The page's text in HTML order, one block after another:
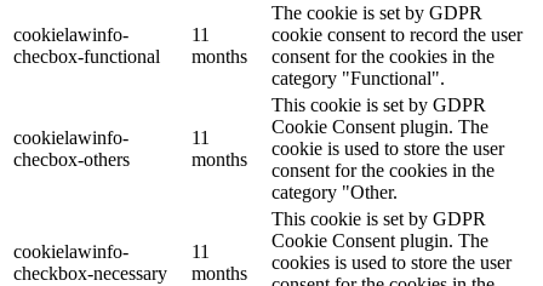
cookielawinfo-
checbox-functional
11
months
The cookie is set by GDPR
cookie consent to record the user
consent for the cookies in the
category "Functional".
cookielawinfo-
checbox-others
11
months
This cookie is set by GDPR
Cookie Consent plugin. The
cookie is used to store the user
consent for the cookies in the
category "Other.
cookielawinfo-
checkbox-necessary
11
months
This cookie is set by GDPR
Cookie Consent plugin. The
cookies is used to store the user